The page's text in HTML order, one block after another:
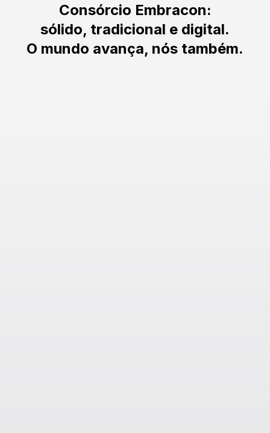
Consórcio Embracon:
sólido, tradicional e digital.
O mundo avança, nós também.